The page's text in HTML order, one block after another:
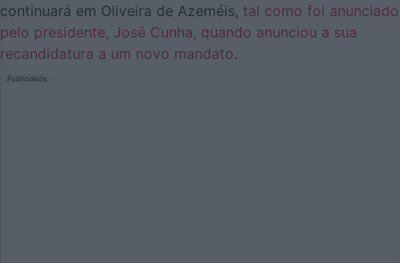
continuará em Oliveira de Azeméis, tal como foi anunciado
pelo presidente, José Cunha, quando anunciou a sua
recandidatura a um novo mandato.
Publicidade